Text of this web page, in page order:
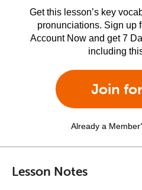
Get this lesson’s key
pronunciations. Sign up
Account Now and get 7
including
Join
Already a
Lesson Notes